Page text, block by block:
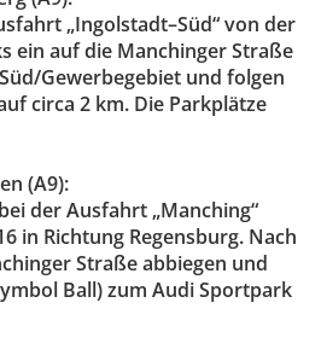
t „Ingolstadt–Süd“ von der
ein auf die Manchinger Straße
Süd/Gewerbegebiet und folgen
circa 2 km. Die Parkplätze
(A9):
derAusfahrt „Manching“
in Richtung Regensburg. Nach
Straße abbiegen und
Ball)zum Audi Sportpark